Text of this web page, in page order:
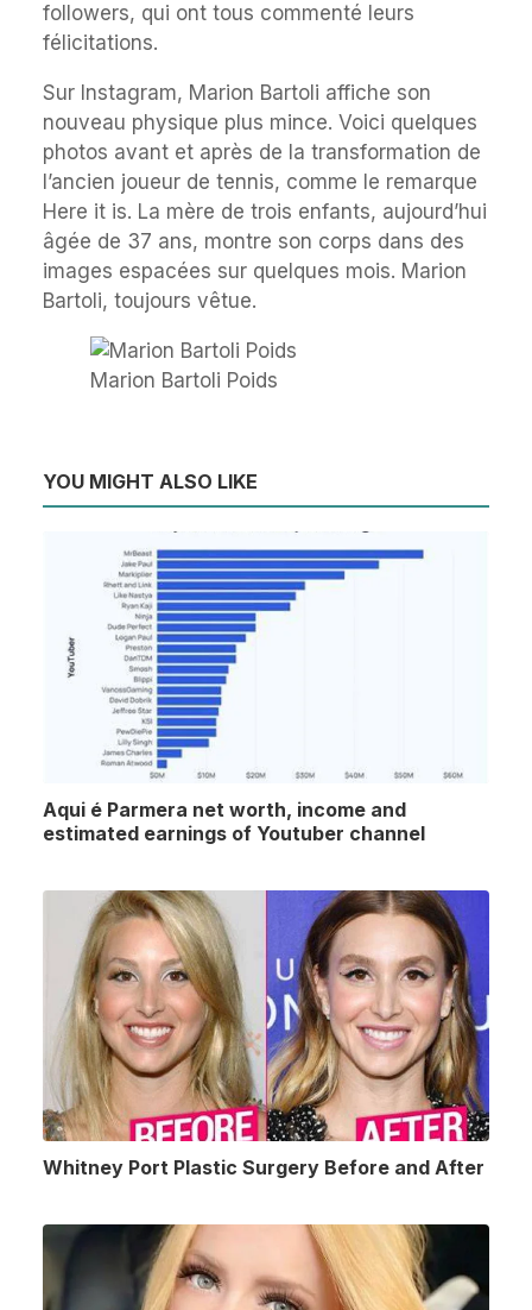
followers, qui ont tous commenté leurs
félicitations.
Sur Instagram, Marion Bartoli affiche son
nouveau physique plus mince. Voici quelques
photos avant et après de la transformation de
l’ancien joueur de tennis, comme le remarque
Here it is. La mère de trois enfants, aujourd’hui
âgée de 37 ans, montre son corps dans des
images espacées sur quelques mois. Marion
Bartoli, toujours vêtue.
Marion Bartoli Poids
YOU MIGHT ALSO LIKE
Aqui é Parmera net worth, income and
estimated earnings of Youtuber channel
Whitney Port Plastic Surgery Before and After